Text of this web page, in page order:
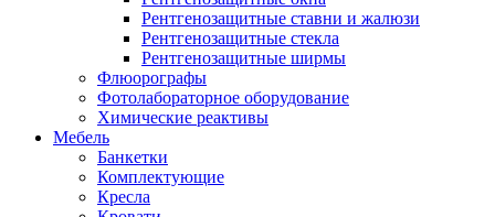
Рентгенозащитные ставни и жалюзи
Рентгенозащитные стекла
Рентгенозащитные ширмы
Флюорографы
Фотолабораторное оборудование
Химические реактивы
Мебель
Банкетки
Комплектующие
Кресла